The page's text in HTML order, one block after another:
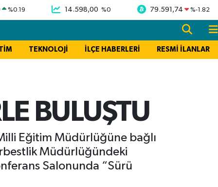
%0.19 14.598,00 %0 79.591,74 %-1.82
TEKNOLOJİ İLÇE HABERLERİ RESMİ İLANLAR
BULUŞTU
Eğitim Müdürlüğüne bağlı
Müdürlüğündeki
Salonunda “Sürü